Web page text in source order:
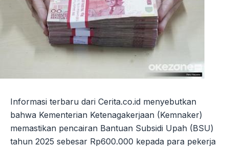
Informasi terbaru dari Cerita.co.id menyebutkan
bahwa Kementerian Ketenagakerjaan (Kemnaker)
memastikan pencairan Bantuan Subsidi Upah (BSU)
tahun 2025 sebesar Rp600.000 kepada para pekerja